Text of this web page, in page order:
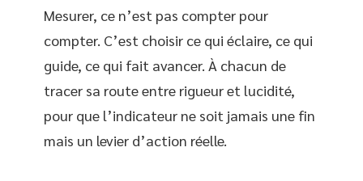
Mesurer, ce n’est pas compter pour
compter. C’est choisir ce qui éclaire, ce qui
guide, ce qui fait avancer. À chacun de
tracer sa route entre rigueur et lucidité,
pour que l’indicateur ne soit jamais une fin
mais un levier d’action réelle.